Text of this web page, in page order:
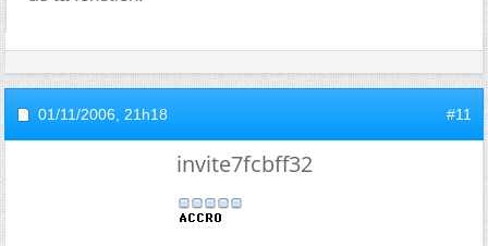
01/11/2006, 21h18 #11
invite7fcbff32